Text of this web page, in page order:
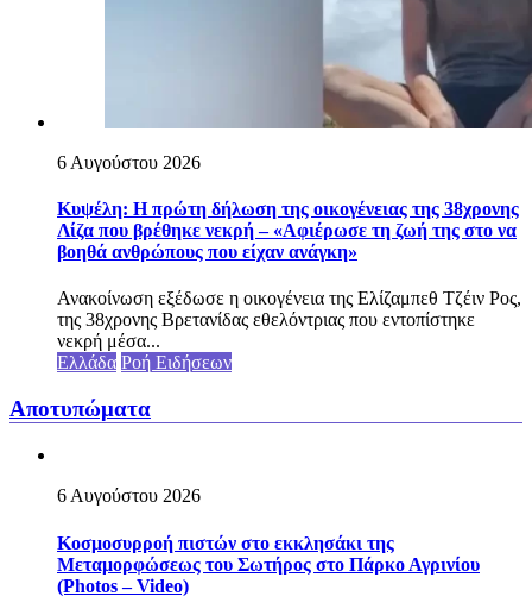
6 Αυγούστου 2026
Κυψέλη: Η πρώτη δήλωση της οικογένειας της 38χρονης
Λίζα που βρέθηκε νεκρή – «Αφιέρωσε τη ζωή της στο να
βοηθά ανθρώπους που είχαν ανάγκη»
Ανακοίνωση εξέδωσε η οικογένεια της Ελίζαμπεθ Τζέιν Ρος,
της 38χρονης Βρετανίδας εθελόντριας που εντοπίστηκε
νεκρή μέσα...
Ελλάδα Ροή Ειδήσεων
Αποτυπώματα
6 Αυγούστου 2026
Κοσμοσυρροή πιστών στο εκκλησάκι της
Μεταμορφώσεως του Σωτήρος στο Πάρκο Αγρινίου
(Photos – Video)